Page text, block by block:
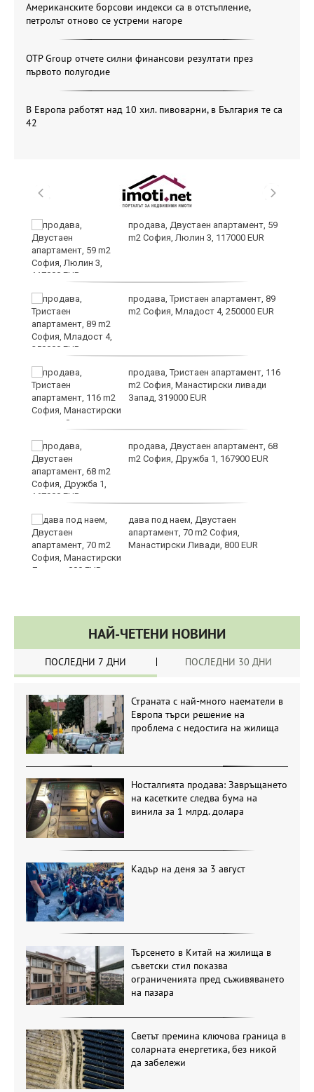
Американските борсови индекси са в отстъпление,
петролът отново се устреми нагоре
OTP Group отчете силни финансови резултати през
първото полугодие
В Европа работят над 10 хил. пивоварни, в България те са
42
продава, Двустаен апартамент, 59
m2 София, Люлин 3, 117000 EUR
продава, Тристаен апартамент, 89
m2 София, Младост 4, 250000 EUR
продава, Тристаен апартамент, 116
m2 София, Манастирски ливади
Запад, 319000 EUR
продава, Двустаен апартамент, 68
m2 София, Дружба 1, 167900 EUR
дава под наем, Двустаен
апартамент, 70 m2 София,
Манастирски Ливади, 800 EUR
НАЙ-ЧЕТЕНИ НОВИНИ
ПОСЛЕДНИ 7 ДНИ ПОСЛЕДНИ 30 ДНИ
Страната с най-много наематели в
Европа търси решение на
проблема с недостига на жилища
Носталгията продава: Завръщането
на касетките следва бума на
винила за 1 млрд. долара
Кадър на деня за 3 август
Търсенето в Китай на жилища в
съветски стил показва
ограниченията пред съживяването
на пазара
Светът премина ключова граница в
соларната енергетика, без никой
да забележи